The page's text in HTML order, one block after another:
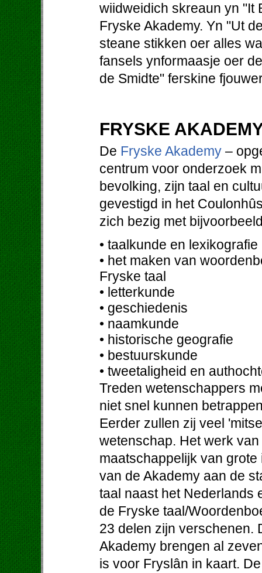
wiidweidich skreaun yn "It
Fryske Akademy. Yn "Ut
steane stikken oer alles
fansels ynformaasje oer
de Smidte" ferskine
FRYSKE
De Fryske Akademy –
centrum voor onderzoek
bevolking, zijn taal en
gevestigd in het
zich bezig met
• taalkunde en lexikografie
• het maken van
Fryske taal
• letterkunde
• geschiedenis
• naamkunde
• historische geografie
• bestuurskunde
• tweetaligheid en
Treden wetenschappers
niet snel kunnen
Eerder zullen zij veel
wetenschap. Het werk
maatschappelijk van
van de Akademy aan de
taal naast het Nederlands
de Fryske taal/
23 delen zijn verschenen.
Akademy brengen al
is voor Fryslân in kaart.